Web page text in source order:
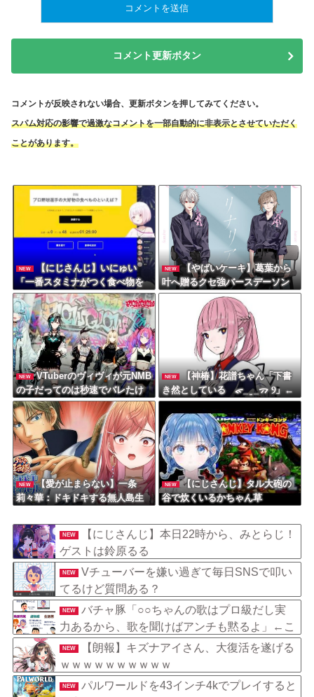
コメント更新ボタン
コメントが反映されない場合、更新ボタンを押してみてください。
スパム対応の影響で過激なコメントを一部自動的に非表示とさせていただく
ことがあります。
NEW
【にじさんじ】いにゅい
「一番スタミナがつく食べ物を
教えてくれ」
NEW
【やばいケーキ】葛葉から
叶へ贈るクセ強バースデーソン
グ：甘いよりは美味いヤヴァイ
NEW
VTuberのヴィヴィが元NMB
の子だってのは秒速でバレたけ
ど
NEW
【神椿】花譜ちゃん「下書
き然としている ᯠ_ ̫ _ᯄ Ⳋ」←
『中々の出来栄え』『ナンスカ
の地上絵好き』
NEW
【愛が止まらない】一条
莉々華：ドキドキする無人島生
NEW
【にじさんじ】タル大砲の
谷で炊くいるかちゃん草
NEW
【にじさんじ】本日22時から、みとらじ！
ゲストは鈴原るる
NEW
Vチューバーを嫌い過ぎて毎日SNSで叩い
てるけど質問ある？
NEW
バチャ豚「○○ちゃんの歌はプロ級だし実
力あるから、歌を聞けばアンチも黙るよ」←こ
れ
NEW
【朗報】キズナアイさん、大復活を遂げる
ｗｗｗｗｗｗｗｗｗｗ
NEW
パルワールドを43インチ4kでプレイすると